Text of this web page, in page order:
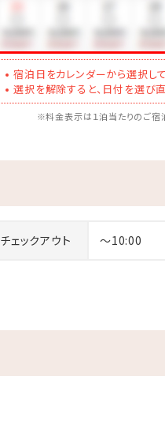
宿泊日をカレンダーから選択し
選択を解除すると、日付を選び
※料金表示は１泊当たりのご宿
チェックアウト ～10:00